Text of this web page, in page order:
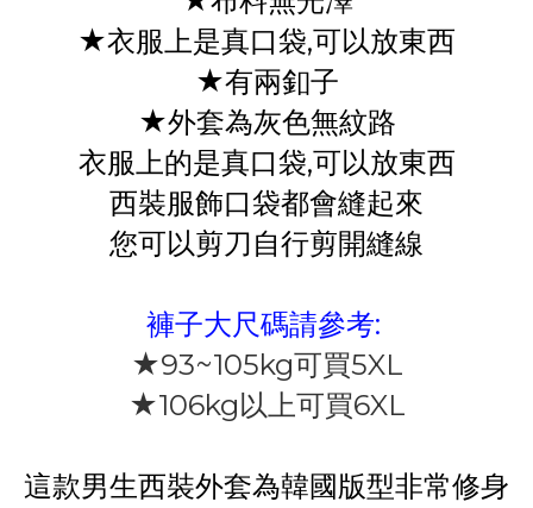
★衣服上是真口袋,可以放東西
★有兩釦子
★外套為灰色無紋路
衣服上的是真口袋,可以放東西
西裝服飾口袋都會縫起來
您可以剪刀自行剪開縫線
褲子大尺碼請參考:
★93~105kg可買5XL
★106kg以上可買6XL
這款男生西裝外套為韓國版型非常修身